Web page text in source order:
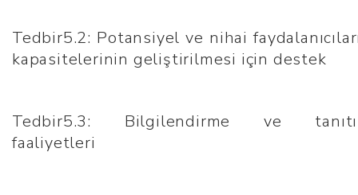
Tedbir5.2: Potansiyel ve nihai
kapasitelerinin geliştirilmesi için destek
Tedbir5.3: Bilgilendirme ve
faaliyetleri